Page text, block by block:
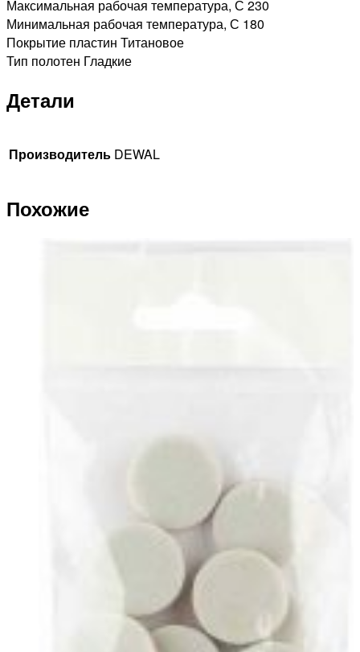
Максимальная рабочая температура, С 230
Минимальная рабочая температура, С 180
Покрытие пластин Титановое
Тип полотен Гладкие
Детали
Производитель DEWAL
Похожие